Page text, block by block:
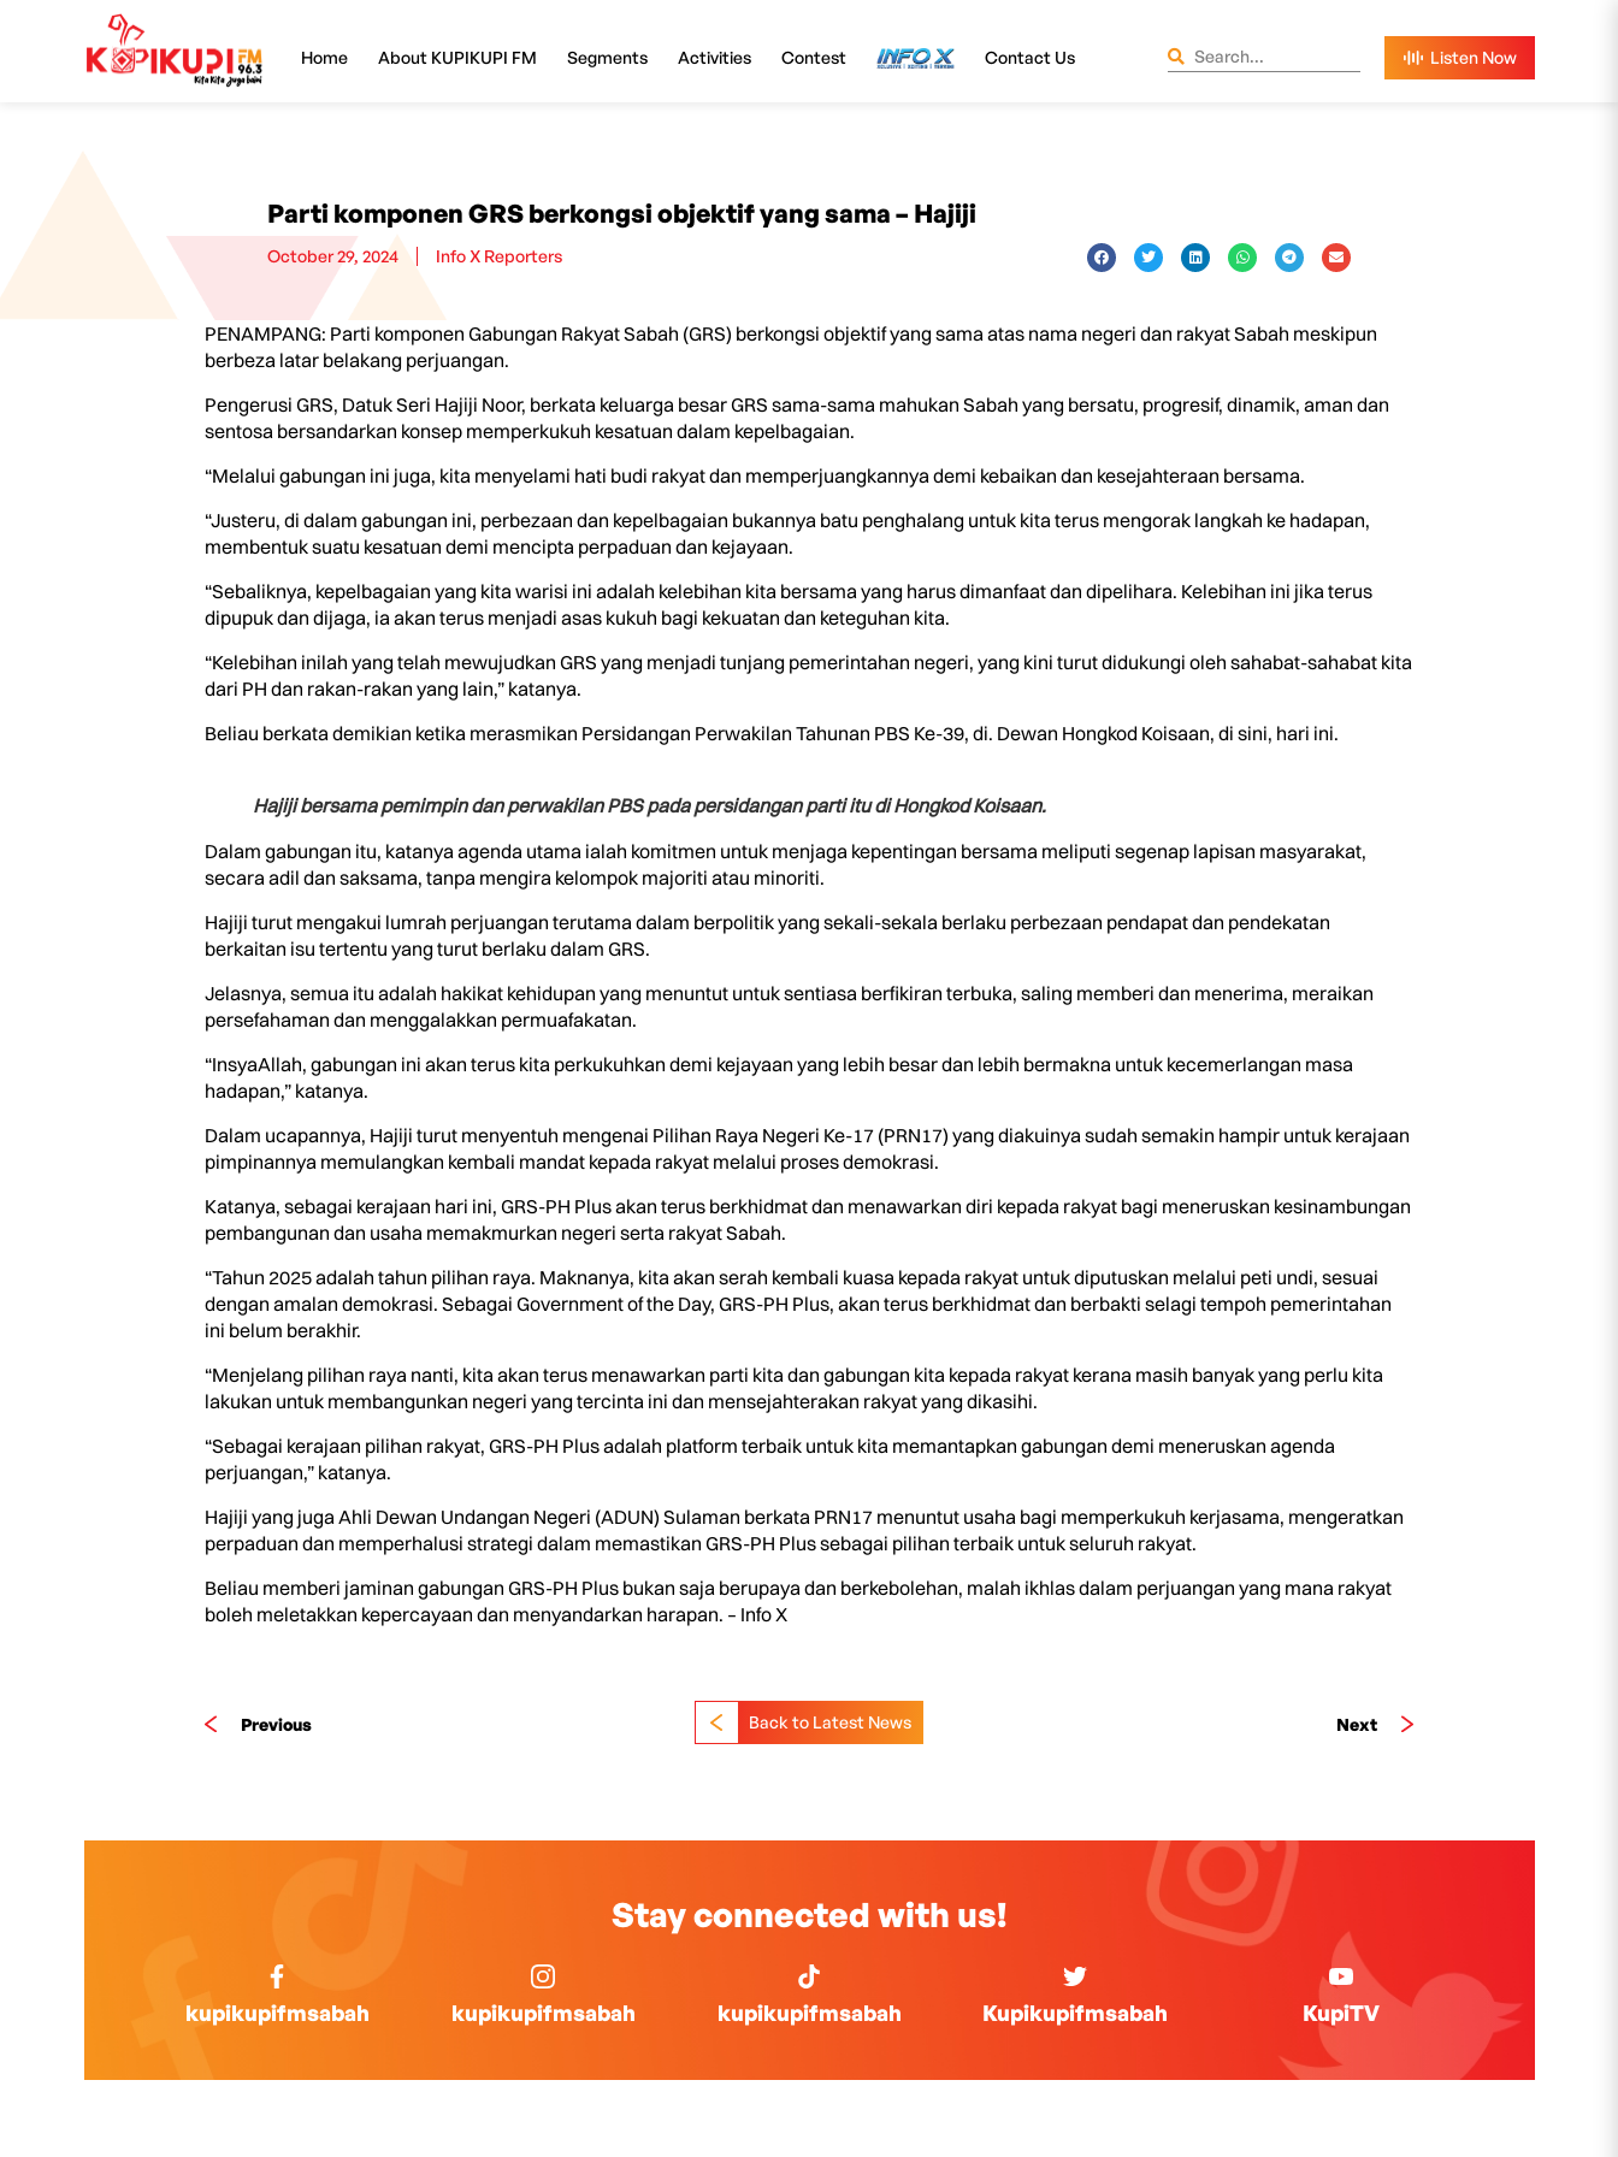
Home About KUPIKUPI FM Segments Activities Contest InfoX Contact Us
Parti komponen GRS berkongsi objektif yang sama – Hajiji
October 29, 2024 Info X Reporters
PENAMPANG: Parti komponen Gabungan Rakyat Sabah (GRS) berkongsi objektif yang sama atas nama negeri dan rakyat Sabah meskipun
berbeza latar belakang perjuangan.
Pengerusi GRS, Datuk Seri Hajiji Noor, berkata keluarga besar GRS sama-sama mahukan Sabah yang bersatu, progresif, dinamik, aman dan
sentosa bersandarkan konsep memperkukuh kesatuan dalam kepelbagaian.
“Melalui gabungan ini juga, kita menyelami hati budi rakyat dan memperjuangkannya demi kebaikan dan kesejahteraan bersama.
“Justeru, di dalam gabungan ini, perbezaan dan kepelbagaian bukannya batu penghalang untuk kita terus mengorak langkah ke hadapan,
membentuk suatu kesatuan demi mencipta perpaduan dan kejayaan.
“Sebaliknya, kepelbagaian yang kita warisi ini adalah kelebihan kita bersama yang harus dimanfaat dan dipelihara. Kelebihan ini jika terus
dipupuk dan dijaga, ia akan terus menjadi asas kukuh bagi kekuatan dan keteguhan kita.
“Kelebihan inilah yang telah mewujudkan GRS yang menjadi tunjang pemerintahan negeri, yang kini turut didukungi oleh sahabat-sahabat kita
dari PH dan rakan-rakan yang lain,” katanya.
Beliau berkata demikian ketika merasmikan Persidangan Perwakilan Tahunan PBS Ke-39, di. Dewan Hongkod Koisaan, di sini, hari ini.
Hajiji bersama pemimpin dan perwakilan PBS pada persidangan parti itu di Hongkod Koisaan.
Dalam gabungan itu, katanya agenda utama ialah komitmen untuk menjaga kepentingan bersama meliputi segenap lapisan masyarakat,
secara adil dan saksama, tanpa mengira kelompok majoriti atau minoriti.
Hajiji turut mengakui lumrah perjuangan terutama dalam berpolitik yang sekali-sekala berlaku perbezaan pendapat dan pendekatan
berkaitan isu tertentu yang turut berlaku dalam GRS.
Jelasnya, semua itu adalah hakikat kehidupan yang menuntut untuk sentiasa berfikiran terbuka, saling memberi dan menerima, meraikan
persefahaman dan menggalakkan permuafakatan.
“InsyaAllah, gabungan ini akan terus kita perkukuhkan demi kejayaan yang lebih besar dan lebih bermakna untuk kecemerlangan masa
hadapan,” katanya.
Dalam ucapannya, Hajiji turut menyentuh mengenai Pilihan Raya Negeri Ke-17 (PRN17) yang diakuinya sudah semakin hampir untuk kerajaan
pimpinannya memulangkan kembali mandat kepada rakyat melalui proses demokrasi.
Katanya, sebagai kerajaan hari ini, GRS-PH Plus akan terus berkhidmat dan menawarkan diri kepada rakyat bagi meneruskan kesinambungan
pembangunan dan usaha memakmurkan negeri serta rakyat Sabah.
“Tahun 2025 adalah tahun pilihan raya. Maknanya, kita akan serah kembali kuasa kepada rakyat untuk diputuskan melalui peti undi, sesuai
dengan amalan demokrasi. Sebagai Government of the Day, GRS-PH Plus, akan terus berkhidmat dan berbakti selagi tempoh pemerintahan
ini belum berakhir.
“Menjelang pilihan raya nanti, kita akan terus menawarkan parti kita dan gabungan kita kepada rakyat kerana masih banyak yang perlu kita
lakukan untuk membangunkan negeri yang tercinta ini dan mensejahterakan rakyat yang dikasihi.
“Sebagai kerajaan pilihan rakyat, GRS-PH Plus adalah platform terbaik untuk kita memantapkan gabungan demi meneruskan agenda
perjuangan,” katanya.
Hajiji yang juga Ahli Dewan Undangan Negeri (ADUN) Sulaman berkata PRN17 menuntut usaha bagi memperkukuh kerjasama, mengeratkan
perpaduan dan memperhalusi strategi dalam memastikan GRS-PH Plus sebagai pilihan terbaik untuk seluruh rakyat.
Beliau memberi jaminan gabungan GRS-PH Plus bukan saja berupaya dan berkebolehan, malah ikhlas dalam perjuangan yang mana rakyat
boleh meletakkan kepercayaan dan menyandarkan harapan. – Info X
Previous Next
Back to Latest News
Stay connected with us!
kupikupifmsabah kupikupifmsabah kupikupifmsabah Kupikupifmsabah KupiTV